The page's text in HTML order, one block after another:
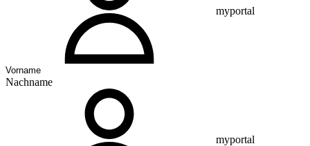
myportal
Nachname
myportal